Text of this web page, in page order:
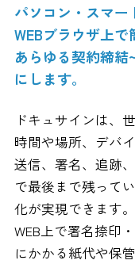
パソコン・スマ
WEBブラウザ上で
あらゆる契約締
にします。
ドキュサインは、
時間や場所、デバ
送信、署名、追跡
で最後まで残って
化が実現できます
WEB上で署名捺印
にかかる紙代や保